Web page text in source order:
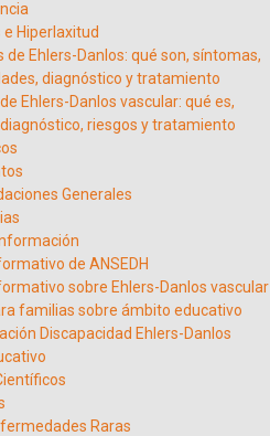
e Hiperlaxitud
de Ehlers-Danlos: qué son, síntomas,
diagnóstico y tratamiento
Ehlers-Danlos vascular: qué es,
riesgos y tratamiento
Generales
de ANSEDH
sobre Ehlers-Danlos vascular
familias sobre ámbito educativo
Discapacidad Ehlers-Danlos
Raras